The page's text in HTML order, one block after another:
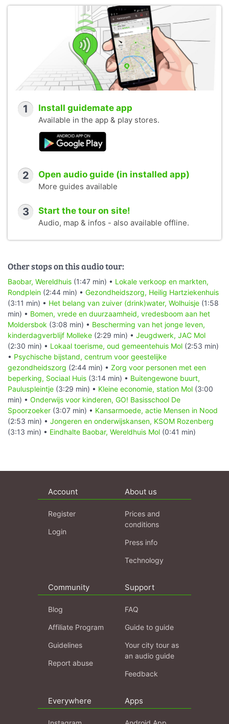
1 Install guidemate app
Available in the app & play stores.
2 Open audio guide (in installed app)
More guides available
3 Start the tour on site!
Audio, map & infos - also available offline.
Other stops on this audio tour:
Baobar, Wereldhuis (1:47 min) • Lokale verkoop en markten,
Rondplein (2:44 min) • Gezondheidszorg, Heilig Hartziekenhuis
(3:11 min) • Het belang van zuiver (drink)water, Wolhuisje (1:58
min) • Bomen, vrede en duurzaamheid, vredesboom aan het
Moldersbok (3:08 min) • Bescherming van het jonge leven,
kinderdagverblijf Molleke (2:29 min) • Jeugdwerk, JAC Mol
(2:30 min) • Lokaal toerisme, oud gemeentehuis Mol (2:53 min)
• Psychische bijstand, centrum voor geestelijke
gezondheidszorg (2:44 min) • Zorg voor personen met een
beperking, Sociaal Huis (3:14 min) • Buitengewone buurt,
Pauluspleintje (3:29 min) • Kleine economie, station Mol (3:00
min) • Onderwijs voor kinderen, GO! Basisschool De
Spoorzoeker (3:07 min) • Kansarmoede, actie Mensen in Nood
(2:53 min) • Jongeren en onderwijskansen, KSOM Rozenberg
(3:13 min) • Eindhalte Baobar, Wereldhuis Mol (0:41 min)
Account
Register
Login
About us
Prices and
conditions
Press info
Technology
Community
Blog
Affiliate Program
Guidelines
Report abuse
Support
FAQ
Guide to guide
Your city tour as
an audio guide
Feedback
Everywhere Apps